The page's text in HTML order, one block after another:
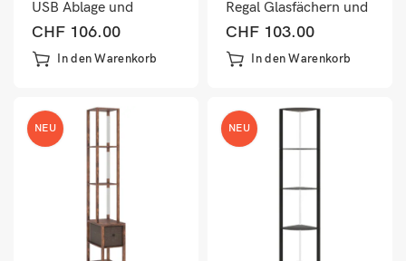
USB Ablage und
Fussschalter schwarz
CHF 106.00
In den Warenkorb
Regal Glasfächern und
Fussschalter schwarz
CHF 103.00
In den Warenkorb
NEU NEU